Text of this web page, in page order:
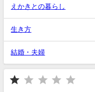
えかきとの暮らし
生き方
結婚・夫婦